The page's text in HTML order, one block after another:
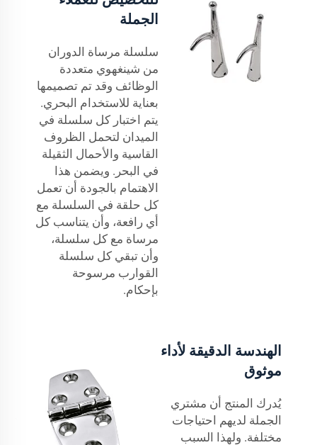
الجملة
سلسلة مرساة الدوران
من شينغهوي متعددة
الوظائف وقد تم تصميمها
بعناية للاستخدام البحري.
يتم اختبار كل سلسلة في
الميدان لتحمل الظروف
القاسية والأحمال الثقيلة
في البحر. ويضمن هذا
الاهتمام بالجودة أن تعمل
كل حلقة في السلسلة مع
أي رافعة، وأن يتناسب كل
مرساة مع كل سلسلة،
وأن تبقي كل سلسلة
القوارب مرسوحة
بإحكام.
الهندسة الدقيقة لأداء
موثوق
يُدرك المنتج أن مشتري
الجملة لديهم احتياجات
مختلفة. ولهذا السبب